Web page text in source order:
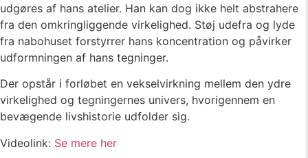
udgøres af hans atelier. Han kan dog ikke helt abstrahere
fra den omkringliggende virkelighed. Støj udefra og lyde
fra nabohuset forstyrrer hans koncentration og påvirker
udformningen af hans tegninger.
Der opstår i forløbet en vekselvirkning mellem den ydre
virkelighed og tegningernes univers, hvorigennem en
bevægende livshistorie udfolder sig.
Videolink: Se mere her